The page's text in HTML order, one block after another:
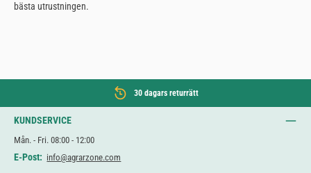
bästa utrustningen.
30 dagars returrätt
KUNDSERVICE
Mån. - Fri. 08:00 - 12:00
E-Post: info@agrarzone.com